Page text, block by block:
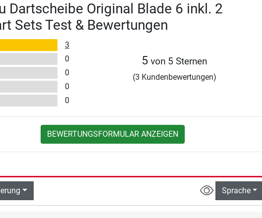
Dartscheibe Original Blade 6 inkl. 2
Sets Test & Bewertungen
3
0
0
0
0
5 von 5 Sternen
(3 Kundenbewertungen)
BEWERTUNGSFORMULAR ANZEIGEN
Sprache